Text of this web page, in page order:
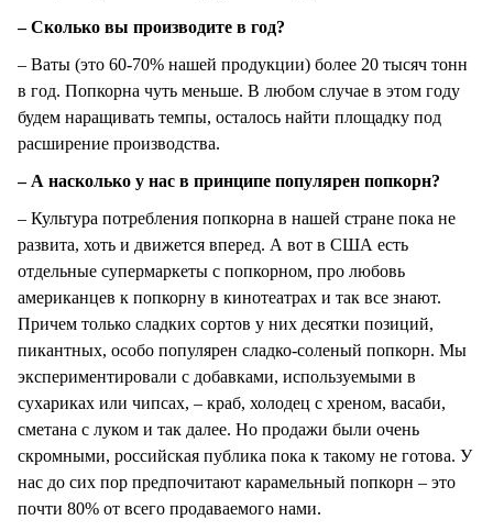
– Сколько вы производите в год?
– Ваты (это 60-70% нашей продукции) более 20 тысяч тонн
в год. Попкорна чуть меньше. В любом случае в этом году
будем наращивать темпы, осталось найти площадку под
расширение производства.
– А насколько у нас в принципе популярен попкорн?
– Культура потребления попкорна в нашей стране пока не
развита, хоть и движется вперед. А вот в США есть
отдельные супермаркеты с попкорном, про любовь
американцев к попкорну в кинотеатрах и так все знают.
Причем только сладких сортов у них десятки позиций,
пикантных, особо популярен сладко-соленый попкорн. Мы
экспериментировали с добавками, используемыми в
сухариках или чипсах, – краб, холодец с хреном, васаби,
сметана с луком и так далее. Но продажи были очень
скромными, российская публика пока к такому не готова. У
нас до сих пор предпочитают карамельный попкорн – это
почти 80% от всего продаваемого нами.